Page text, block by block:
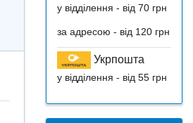
у відділення - від 70 грн
за адресою - від 120 грн
Укрпошта
у відділення - від 55 грн